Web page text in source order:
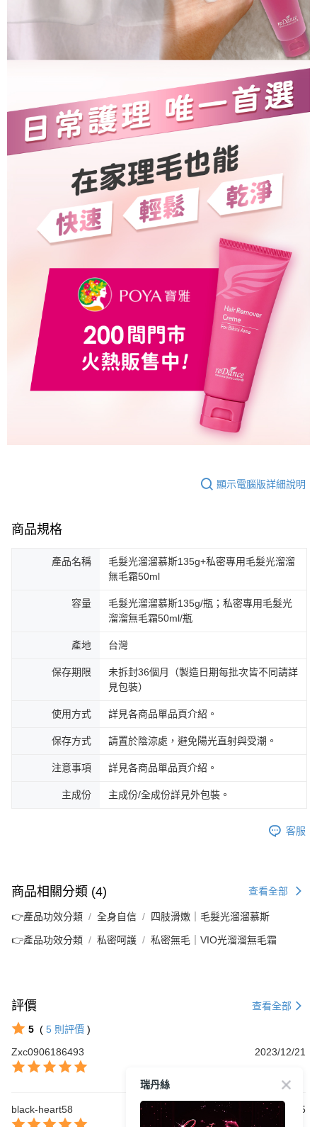
顯示電腦版詳細說明
商品規格
產品名稱
毛髮光溜溜慕斯135g+私密專用毛髮光溜溜
無毛霜50ml
容量
毛髮光溜溜慕斯135g/瓶；私密專用毛髮光
溜溜無毛霜50ml/瓶
產地 台灣
保存期限
未拆封36個月（製造日期每批次皆不同請詳
見包裝）
使用方式 詳見各商品單品頁介紹。
保存方式 請置於陰涼處，避免陽光直射與受潮。
注意事項 詳見各商品單品頁介紹。
主成份 主成份/全成份詳見外包裝。
客服
商品相關分類 (4) 查看全部
👉產品功效分類 全身自信 四肢滑嫩｜毛髮光溜溜慕斯
👉產品功效分類 私密呵護 私密無毛｜VIO光溜溜無毛霜
評價 查看全部
5 ( 5 則評價 )
Zxc0906186493
2023/12/21
black-heart58 2023/10/25
瑞丹絲